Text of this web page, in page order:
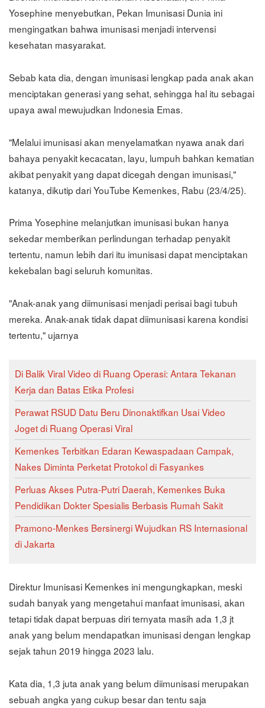
Yosephine menyebutkan, Pekan Imunisasi Dunia ini
mengingatkan bahwa imunisasi menjadi intervensi
kesehatan masyarakat.
Sebab kata dia, dengan imunisasi lengkap pada anak akan
menciptakan generasi yang sehat, sehingga hal itu sebagai
upaya awal mewujudkan Indonesia Emas.
"Melalui imunisasi akan menyelamatkan nyawa anak dari
bahaya penyakit kecacatan, layu, lumpuh bahkan kematian
akibat penyakit yang dapat dicegah dengan imunisasi,"
katanya, dikutip dari YouTube Kemenkes, Rabu (23/4/25).
Prima Yosephine melanjutkan imunisasi bukan hanya
sekedar memberikan perlindungan terhadap penyakit
tertentu, namun lebih dari itu imunisasi dapat menciptakan
kekebalan bagi seluruh komunitas.
"Anak-anak yang diimunisasi menjadi perisai bagi tubuh
mereka. Anak-anak tidak dapat diimunisasi karena kondisi
tertentu," ujarnya
Di Balik Viral Video di Ruang Operasi: Antara Tekanan
Kerja dan Batas Etika Profesi
Perawat RSUD Datu Beru Dinonaktifkan Usai Video
Joget di Ruang Operasi Viral
Kemenkes Terbitkan Edaran Kewaspadaan Campak,
Nakes Diminta Perketat Protokol di Fasyankes
Perluas Akses Putra-Putri Daerah, Kemenkes Buka
Pendidikan Dokter Spesialis Berbasis Rumah Sakit
Pramono-Menkes Bersinergi Wujudkan RS Internasional
di Jakarta
Direktur Imunisasi Kemenkes ini mengungkapkan, meski
sudah banyak yang mengetahui manfaat imunisasi, akan
tetapi tidak dapat berpuas diri ternyata masih ada 1,3 jt
anak yang belum mendapatkan imunisasi dengan lengkap
sejak tahun 2019 hingga 2023 lalu.
Kata dia, 1,3 juta anak yang belum diimunisasi merupakan
sebuah angka yang cukup besar dan tentu saja